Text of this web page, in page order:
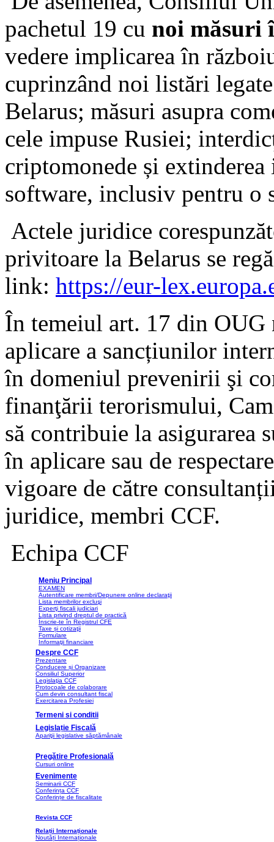
pachetul 19 cu noi măsuri
vedere implicarea în
cuprinzând noi listări
Belarus; măsuri asupra
cele impuse Rusiei;
criptomonede și
software, inclusiv pentru o
Actele juridice
privitoare la Belarus se
link: https://eur-
În temeiul art. 17 din
aplicare a sancțiunilor
în domeniul prevenirii şi
finanţării terorismului,
să contribuie la asigurarea
în aplicare sau de
vigoare de către
juridice, membri CCF.
Echipa CCF
Meniu Principal
EXAMEN
Autentificare membri/Depunere online declaraţii
Lista membrilor excluşi
Experţi fiscali judiciari
Lista privind dreptul de practică
Înscrie-te în Registrul CFE
Taxe și cotizaţii
Formulare
Informaţii financiare
Despre CCF
Prezentare
Conducere și Organizare
Consiliul Superior
Legislaţia CCF
Protocoale de colaborare
Cum devin consultant fiscal
Exercitarea Profesiei
Termeni si conditii
Legislație Fiscală
Apariţii legislative săptămânale
Pregătire Profesională
Cursuri online
Evenimente
Seminarii CCF
Conferința CCF
Conferințe de fiscalitate
Revista CCF
Relații Internaționale
Noutăți Internaționale